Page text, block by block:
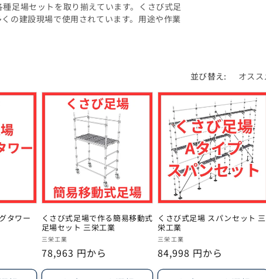
足場セットを取り揃えています。くさび式足
の建設現場で使用されています。用途や作業
並び替え:
タワー
くさび式足場で作る簡易移動式
足場セット 三栄工業
販
売
元:
三栄工業
通
常
78,963 円から
くさび式足場 スパンセット 三
栄工業
販
売
元:
三栄工業
通
常
84,998 円から